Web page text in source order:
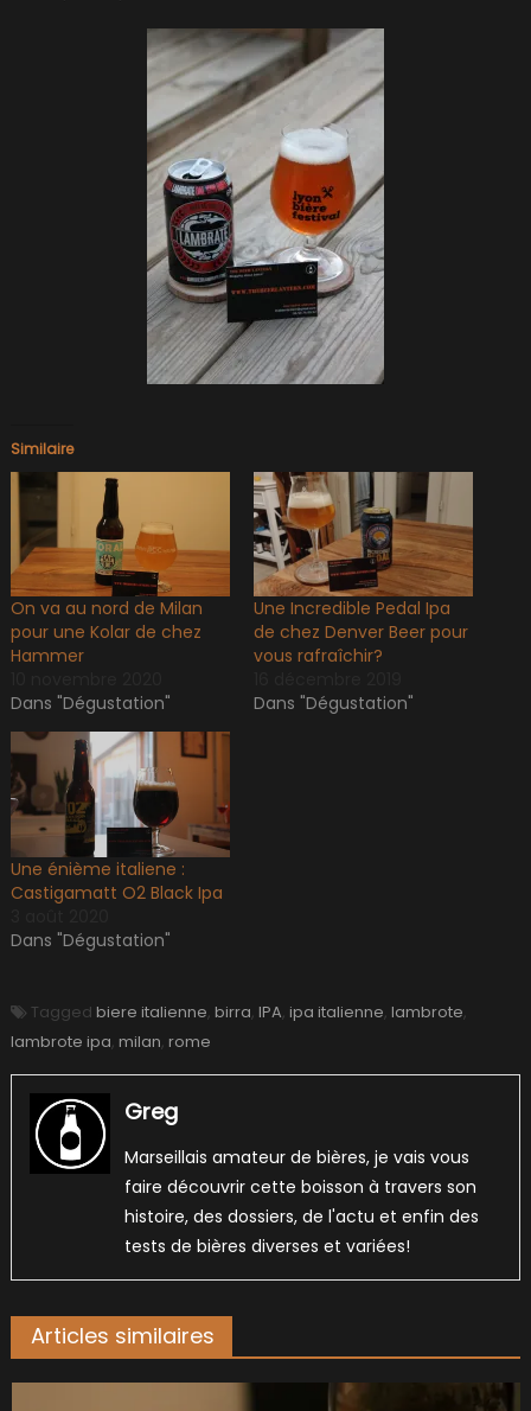
Similaire
On va au nord de Milan
pour une Kolar de chez
Hammer
Dans "Dégustation"
Une Incredible Pedal Ipa
de chez Denver Beer pour
vous rafraîchir?
Dans "Dégustation"
Une énième italiene :
Castigamatt O2 Black Ipa
Dans "Dégustation"
Tagged biere italienne, birra, IPA, ipa italienne, lambrote,
lambrote ipa, milan, rome
Greg
Marseillais amateur de bières, je vais vous
faire découvrir cette boisson à travers son
histoire, des dossiers, de l'actu et enfin des
tests de bières diverses et variées!
Articles similaires